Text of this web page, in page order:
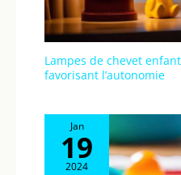
Lampes de chevet
favorisant l’autonomie
Jan
19
2024